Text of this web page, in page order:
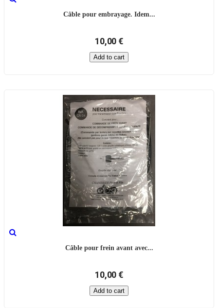
Câble pour embrayage. Idem...
10,00 €
Add to cart
Câble pour frein avant avec...
10,00 €
Add to cart